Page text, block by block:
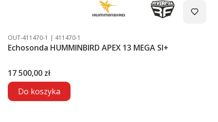
Kod produktu
OUT-411470-1 Kod producenta
411470-1
Echosonda HUMMINBIRD APEX 13 MEGA SI+
Cena
17 500,00 zł
Do koszyka